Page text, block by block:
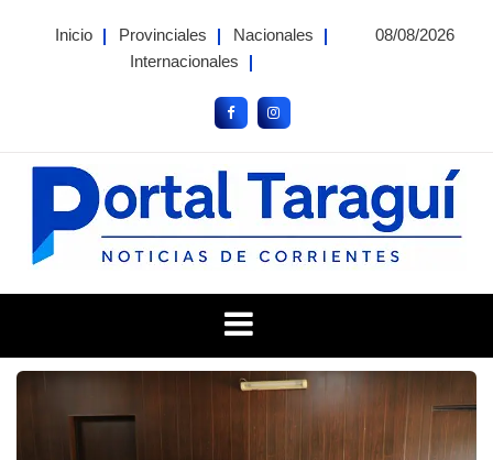
Inicio Provinciales
Nacionales
Internacionales
08/08/2026
Portal Taragui